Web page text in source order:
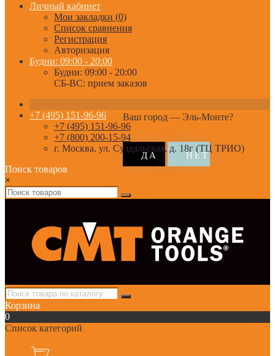
Личный кабинет
Мои закладки (0)
Список сравнения
Регистрация
Авторизация
Будни: 09:00 - 20:00
Будни: 09:00 - 20:00
СБ-ВС: прием заказов
Ваш город — Эль-Монте?
+7 (495) 151-96-96
+7 (495) 151-96-96
+7 (800) 200-15-94
г. Москва. ул. Суздальская, д. 18г (ТЦ ТРИО)
Поиск товаров
×
Корзина
0
Список категорий